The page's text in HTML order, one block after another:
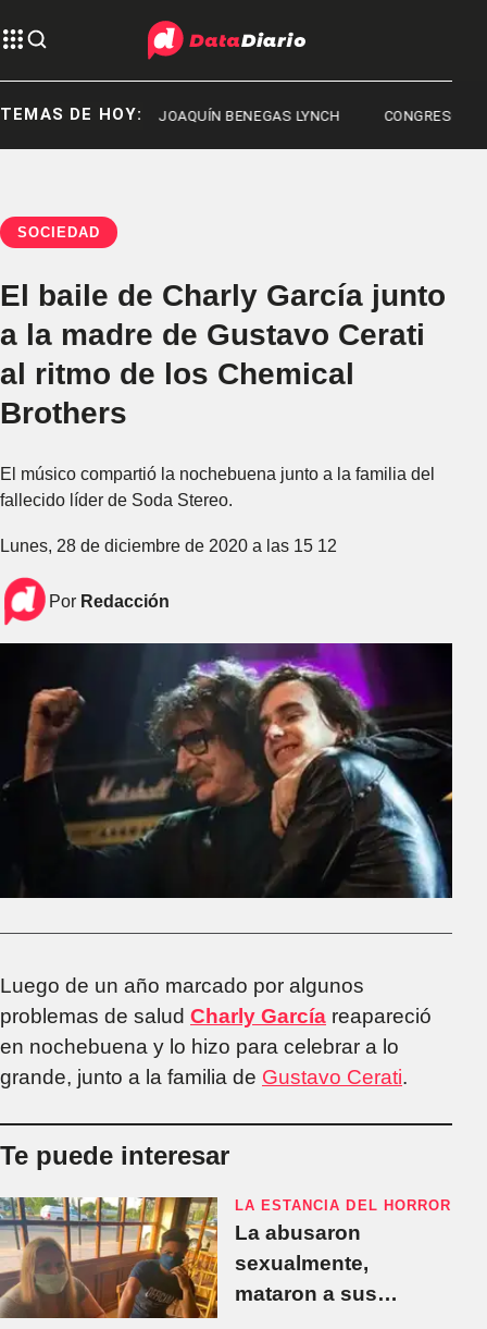
TEMAS DE HOY:
CHUBUT JOAQUÍN BENEGAS LYNCH CONGRESO
SOCIEDAD
El baile de Charly García junto
a la madre de Gustavo Cerati
al ritmo de los Chemical
Brothers
El músico compartió la nochebuena junto a la familia del
fallecido líder de Soda Stereo.
Lunes, 28 de diciembre de 2020 a las 15 12
Por Redacción
Luego de un año marcado por algunos
problemas de salud Charly García reapareció
en nochebuena y lo hizo para celebrar a lo
grande, junto a la familia de Gustavo Cerati.
Te puede interesar
LA ESTANCIA DEL HORROR
La abusaron
sexualmente,
mataron a sus